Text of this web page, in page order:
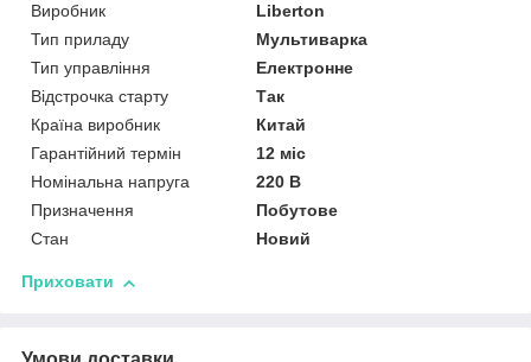
Виробник
Liberton
Тип приладу
Мультиварка
Тип управління
Електронне
Відстрочка старту
Так
Країна виробник
Китай
Гарантійний термін
12 міс
Номінальна напруга
220 В
Призначення
Побутове
Стан
Новий
Приховати